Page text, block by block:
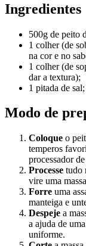
Ingredientes
500g de peito
1 colher (de
na cor e no
1 colher (de
dar a textura);
1 pitada de sal;
Modo de
Coloque o
temperos
processador
Processe tudo
vire uma
Forre uma
manteiga e
Despeje a
a ajuda de
uniforme.